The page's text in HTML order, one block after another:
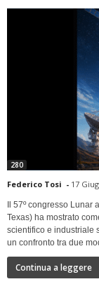
280
Federico Tosi - 17
Il 57º congresso
Texas) ha mostrato
scientifico e industriale
un confronto tra due
Continua a leggere